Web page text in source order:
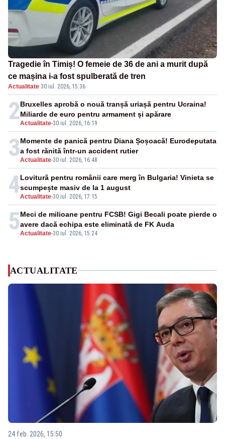
Tragedie în Timiș! O femeie de 36 de ani a murit după
ce mașina i-a fost spulberată de tren
Actualitate·30 iul. 2026, 15:36
2Actualitate-30 iul. 2026, 16:19
Bruxelles aprobă o nouă tranșă uriașă pentru Ucraina!
Miliarde de euro pentru armament și apărare
3Actualitate-30 iul. 2026, 16:48
Momente de panică pentru Diana Șoșoacă! Eurodeputata
a fost rănită într-un accident rutier
4Actualitate-30 iul. 2026, 17:15
Lovitură pentru românii care merg în Bulgaria! Vinieta se
scumpește masiv de la 1 august
5Actualitate-30 iul. 2026, 15:24
Meci de milioane pentru FCSB! Gigi Becali poate pierde o
avere dacă echipa este eliminată de FK Auda
ACTUALITATE
24 feb. 2026, 15:50